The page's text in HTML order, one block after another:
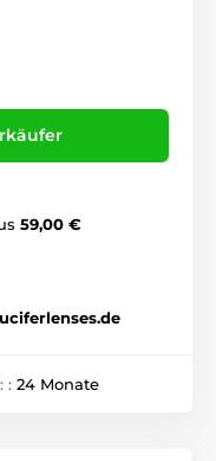
59,00 €
: 24 Monate